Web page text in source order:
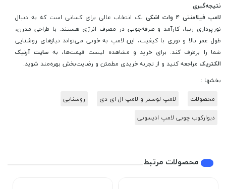
نتیجه‌گیری
لامپ فیلامنتی 4 وات اشکی
یک انتخاب عالی برای کسانی است که به دنبال
نورپردازی زیبا، کارآمد و صرفه‌جویی در مصرف انرژی هستند. با طراحی مدرن،
طول عمر بالا و نوری با کیفیت، این لامپ به خوبی می‌تواند نیازهای روشنایی
شما را برطرف کند. برای خرید و مشاهده لیست قیمت‌ها، به سایت آرنیک
الکتریک مراجعه کنید و از تجربه خریدی مطمئن و رضایت‌بخش بهره‌مند شوید.
بخشها :
محصولات
لامپ لوستر و لامپ ال ای دی
روشنایی
دیوارکوب چوبی لامپ ادیسونی
محصولات مرتبط